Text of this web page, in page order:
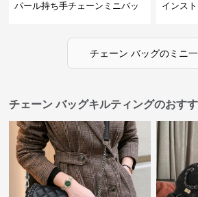
パール持ち手チェーンミニバッ
インス
チェーン バッグのミニ
チェーン バッグキルティングのおす